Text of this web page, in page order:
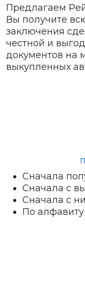
Предлагаем
Вы получите
заключения
честной и
документов на
выкупленных
Сначала
Сначала с
Сначала с
По алфавиту